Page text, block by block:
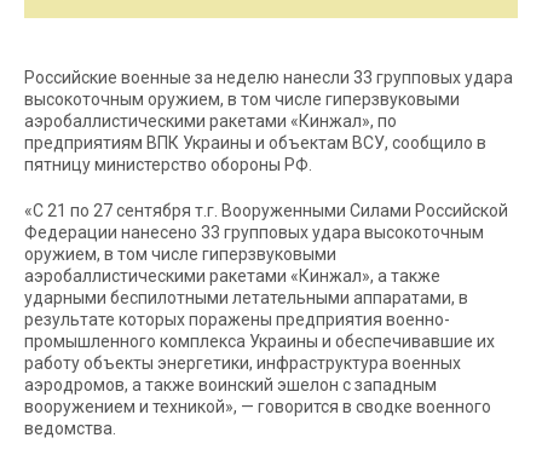
Российские военные за неделю нанесли 33 групповых удара
высокоточным оружием, в том числе гиперзвуковыми
аэробаллистическими ракетами «Кинжал», по
предприятиям ВПК Украины и объектам ВСУ, сообщило в
пятницу министерство обороны РФ.
«С 21 по 27 сентября т.г. Вооруженными Силами Российской
Федерации нанесено 33 групповых удара высокоточным
оружием, в том числе гиперзвуковыми
аэробаллистическими ракетами «Кинжал», а также
ударными беспилотными летательными аппаратами, в
результате которых поражены предприятия военно-
промышленного комплекса Украины и обеспечивавшие их
работу объекты энергетики, инфраструктура военных
аэродромов, а также воинский эшелон с западным
вооружением и техникой», — говорится в сводке военного
ведомства.